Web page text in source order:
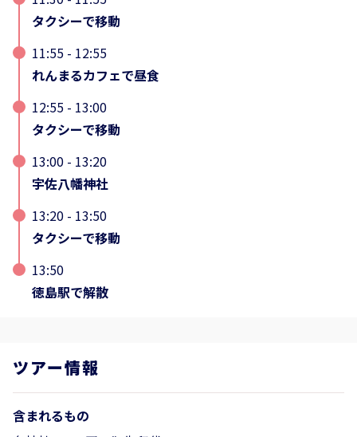
タクシーで移動
11:55 - 12:55
れんまるカフェで昼食
12:55 - 13:00
タクシーで移動
13:00 - 13:20
宇佐八幡神社
13:20 - 13:50
タクシーで移動
13:50
徳島駅で解散
ツアー情報
含まれるもの